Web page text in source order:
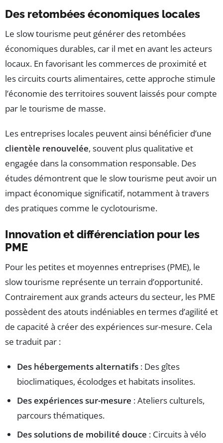
Des retombées économiques locales
Le slow tourisme peut générer des retombées
économiques durables, car il met en avant les acteurs
locaux. En favorisant les commerces de proximité et
les circuits courts alimentaires, cette approche stimule
l’économie des territoires souvent laissés pour compte
par le tourisme de masse.
Les entreprises locales peuvent ainsi bénéficier d’une
clientèle renouvelée, souvent plus qualitative et
engagée dans la consommation responsable. Des
études démontrent que le slow tourisme peut avoir un
impact économique significatif, notamment à travers
des pratiques comme le cyclotourisme.
Innovation et différenciation pour les
PME
Pour les petites et moyennes entreprises (PME), le
slow tourisme représente un terrain d’opportunité.
Contrairement aux grands acteurs du secteur, les PME
possèdent des atouts indéniables en termes d’agilité et
de capacité à créer des expériences sur-mesure. Cela
se traduit par :
Des hébergements alternatifs : Des gîtes
bioclimatiques, écolodges et habitats insolites.
Des expériences sur-mesure : Ateliers culturels,
parcours thématiques.
Des solutions de mobilité douce : Circuits à vélo